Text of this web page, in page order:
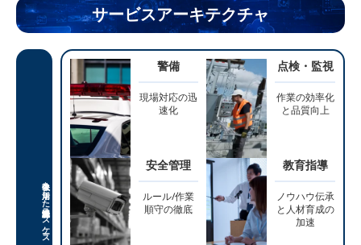
サービスアーキテクチャ
映像を活用した
ユースケース例
警備
現場対応の迅
速化
点検・監視
作業の効率化
と品質向上
安全管理
ルール/作業
順守の徹底
教育指導
ノウハウ伝承
と人材育成の
加速